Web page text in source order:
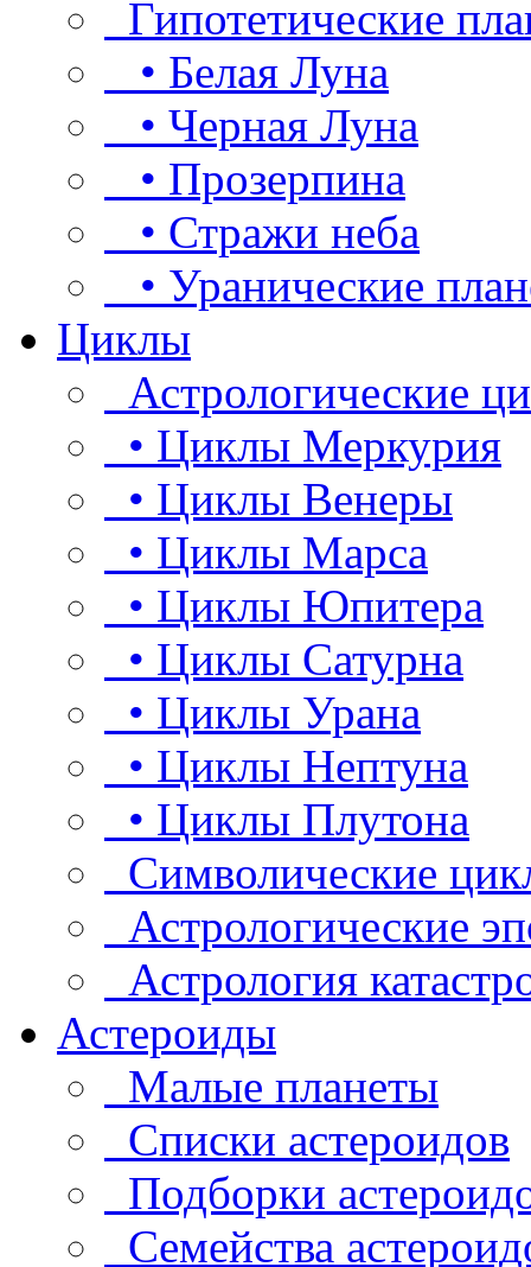
Гипотетические
• Белая Луна
• Черная Луна
• Прозерпина
• Стражи неба
• Уранические
Циклы
Астрологические
• Циклы Меркурия
• Циклы Венеры
• Циклы Марса
• Циклы Юпитера
• Циклы Сатурна
• Циклы Урана
• Циклы Нептуна
• Циклы Плутона
Символические
Астрологические
Астрология
Астероиды
Малые планеты
Списки астероидов
Подборки
Семейства